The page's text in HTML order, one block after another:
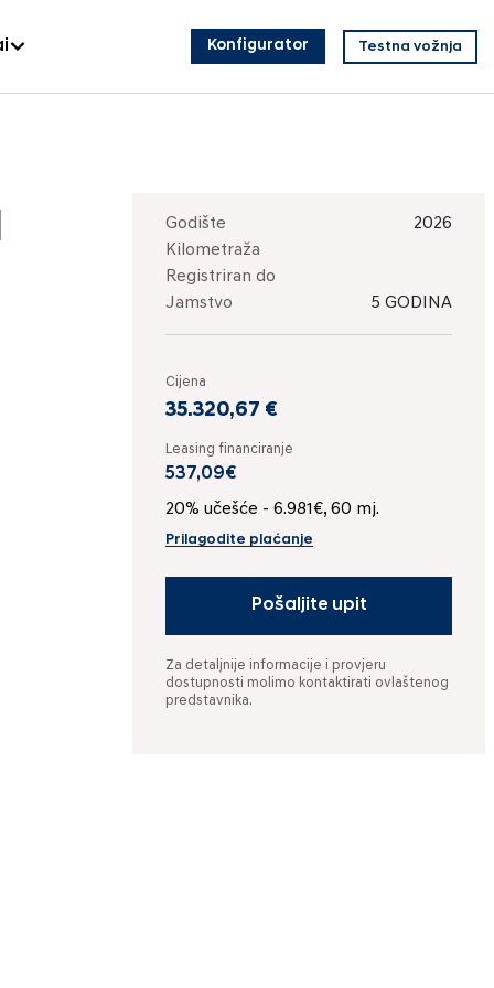
Konfigurator Testna vožnja
Godište
2026
Kilometraža
Registriran do
Jamstvo
5 GODINA
Cijena
35.320,67 €
Leasing financiranje
537,09€
20% učešće - 6.981€, 60 mj.
Prilagodite plaćanje
Pošaljite upit
Za detaljnije informacije i provjeru
dostupnosti molimo kontaktirati ovlaštenog
predstavnika.